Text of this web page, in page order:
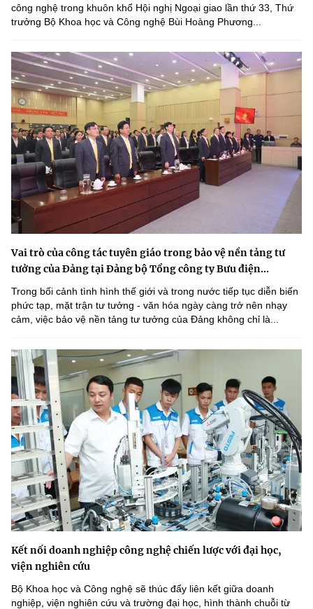
công nghệ trong khuôn khổ Hội nghị Ngoại giao lần thứ 33, Thứ
trưởng Bộ Khoa học và Công nghệ Bùi Hoàng Phương...
Vai trò của công tác tuyên giáo trong bảo vệ nền tảng tư
tưởng của Đảng tại Đảng bộ Tổng công ty Bưu điện...
Trong bối cảnh tình hình thế giới và trong nước tiếp tục diễn biến
phức tạp, mặt trận tư tưởng - văn hóa ngày càng trở nên nhạy
cảm, việc bảo vệ nền tảng tư tưởng của Đảng không chỉ là...
Kết nối doanh nghiệp công nghệ chiến lược với đại học,
viện nghiên cứu
Bộ Khoa học và Công nghệ sẽ thúc đẩy liên kết giữa doanh
nghiệp, viện nghiên cứu và trường đại học, hình thành chuỗi từ